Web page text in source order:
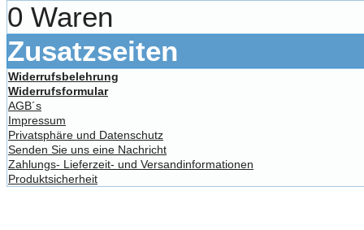
0 Waren
Zusatzseiten
Widerrufsbelehrung
Widerrufsformular
AGB´s
Impressum
Privatsphäre und Datenschutz
Senden Sie uns eine Nachricht
Zahlungs- Lieferzeit- und Versandinformationen
Produktsicherheit